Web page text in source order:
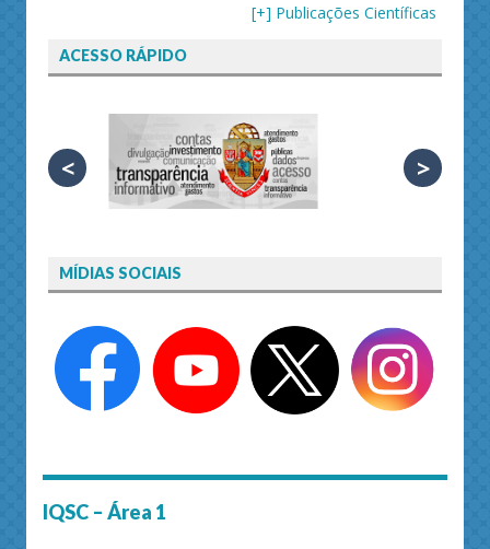
[+] Publicações Científicas
ACESSO RÁPIDO
< >
MÍDIAS SOCIAIS
IQSC – Área 1